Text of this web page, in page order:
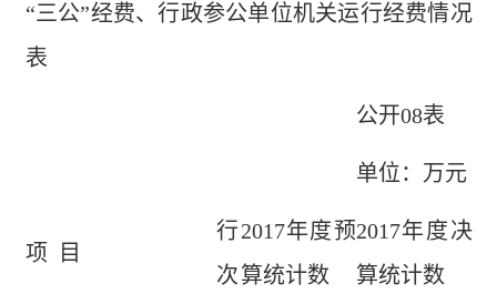
“三公”经费、行政参公单位机关运行经费情况
表
公开08表
单位：万元
项 目
行
次
2017年度预
算统计数
2017年度决
算统计数